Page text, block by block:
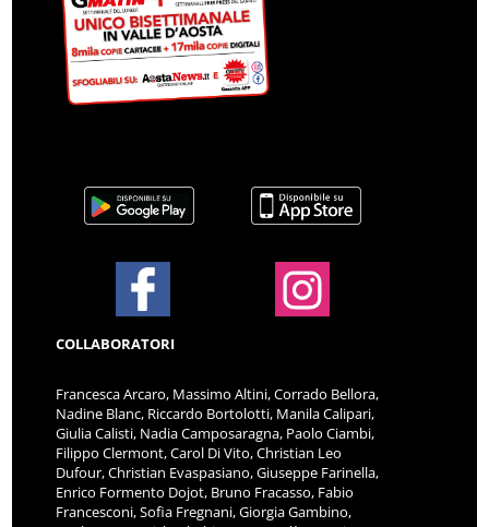
COLLABORATORI
Francesca Arcaro, Massimo Altini, Corrado Bellora,
Nadine Blanc, Riccardo Bortolotti, Manila Calipari,
Giulia Calisti, Nadia Camposaragna, Paolo Ciambi,
Filippo Clermont, Carol Di Vito, Christian Leo
Dufour, Christian Evaspasiano, Giuseppe Farinella,
Enrico Formento Dojot, Bruno Fracasso, Fabio
Francesconi, Sofia Fregnani, Giorgia Gambino,